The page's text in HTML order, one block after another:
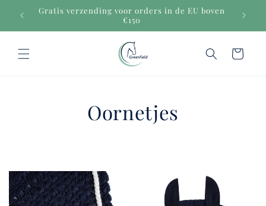
naar deGratis verzending voor orders in de EU boven
€150
Winkelwagen
Oornetjes